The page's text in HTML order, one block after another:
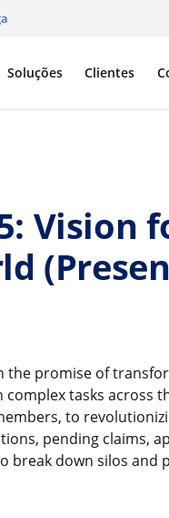
Soluções Clientes
Vision
the promise of
tasks
to
pending claims,
break down silos and